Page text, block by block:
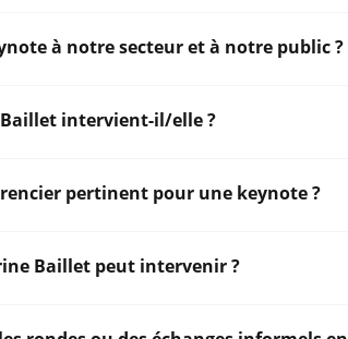
à notre secteur et à notre public ?
intervient-il/elle ?
pertinent pour une keynote ?
Baillet peut intervenir ?